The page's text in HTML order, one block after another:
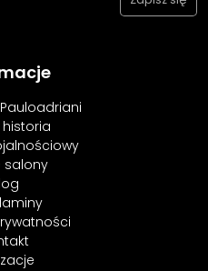
historia
salony